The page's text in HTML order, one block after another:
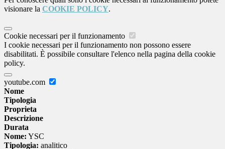
visionare la COOKIE POLICY.
Cookie necessari per il funzionamento
I cookie necessari per il funzionamento non possono essere
disabilitati. È possibile consultare l'elenco nella pagina della cookie
policy.
youtube.com
Nome
Tipologia
Proprieta
Descrizione
Durata
Nome: YSC
Tipologia: analitico